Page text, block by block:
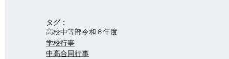
タグ：
高校中等部令和６年度
学校行事
中高合同行事